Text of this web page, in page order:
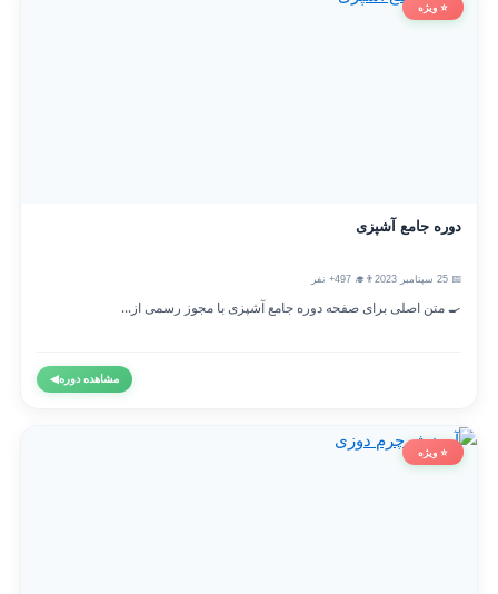
⭐ ویژه
دوره جامع آشپزی
👨‍🎓 497+ نفر
🍳 متن اصلی برای صفحه دوره جامع آشپزی با مجوز رسمی از...
مشاهده دوره◀
⭐ ویژه